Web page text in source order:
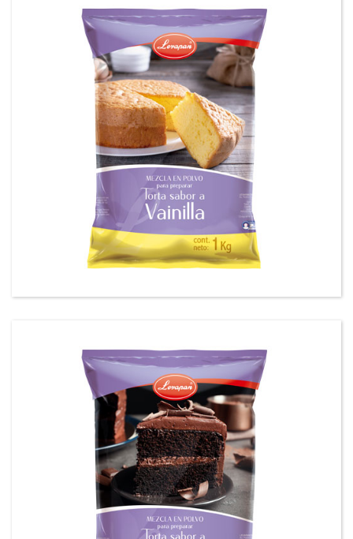
Mezcla en polvo para preparar tortas sabor a
Vainilla